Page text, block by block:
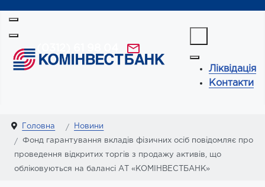
Ліквідація
Контакти
Головна Новини
Фонд гарантування вкладів фізичних осіб повідомляє про
проведення відкритих торгів з продажу активів, що
обліковуються на балансі АТ «КОМІНВЕСТБАНК»